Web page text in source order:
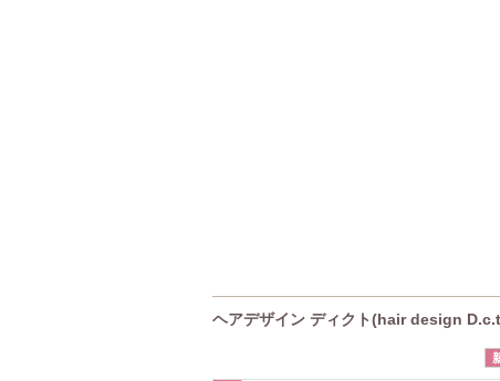
ヘアデザイン ディクト(hair design